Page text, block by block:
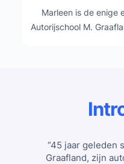
Marleen is de enige
Autorijschool M.
“45 jaar geleden
Graafland, zijn